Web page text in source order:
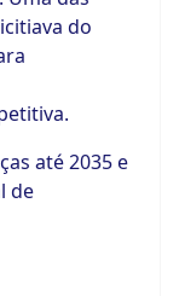
do
até 2035 e
de